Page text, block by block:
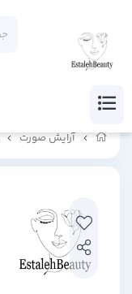
آرایش صورت